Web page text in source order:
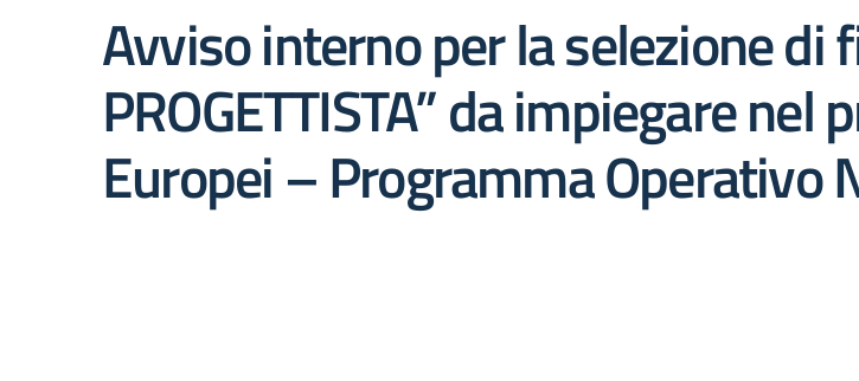
Avviso interno per la selezione di
PROGETTISTA” da impiegare
Europei – Programma Operativo